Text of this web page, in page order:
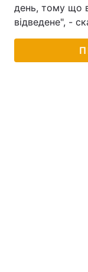
день, тому що
відведене", -